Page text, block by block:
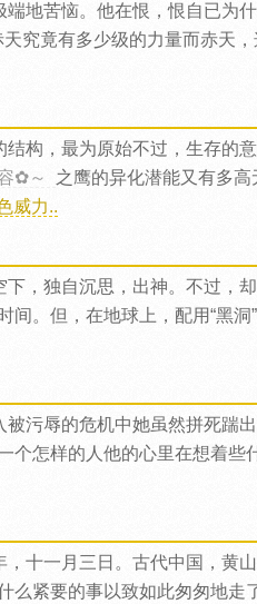
端地苦恼。他在恨，恨自已为
究竟有多少级的力量而赤天
结构，最为原始不过，生存
✿～
之鹰的异化潜能又有多
威力..
下，独自沉思，出神。不过，
间。但，在地球上，配用“黑
被污辱的危机中她虽然拼死
个怎样的人他的心里在想着些
，十一月三日。古代中国，黄
么紧要的事以致如此匆匆地走